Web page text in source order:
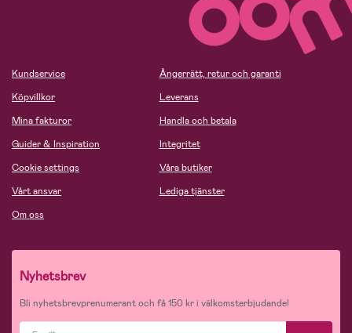
Kundservice
Köpvillkor
Mina fakturor
Guider & Inspiration
Cookie settings
Vårt ansvar
Om oss
Ångerrätt, retur och garanti
Leverans
Handla och betala
Integritet
Våra butiker
Lediga tjänster
Nyhetsbrev
Bli nyhetsbrevprenumerant och få 150 kr i välkomsterbjudande!